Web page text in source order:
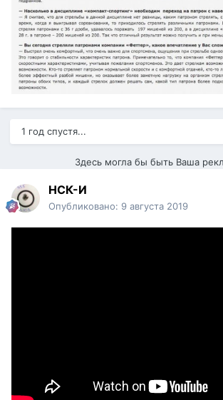
1 год спустя...
Здесь могла бы быть Ваша
НСК-И
Опубликовано: 9 августа 2019